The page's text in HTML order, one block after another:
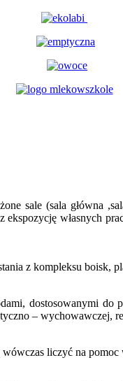
sale (sala główna
własnych
z kompleksu boisk,
dostosowanymi
– wychowawczej,
liczyć na